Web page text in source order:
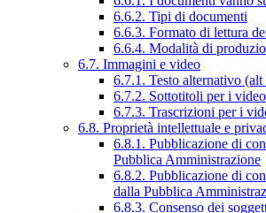
6.6.2. Tipi di documenti
6.6.3. Formato di lettura
6.6.4. Modalità di
6.7. Immagini e video
6.7.1. Testo alternativo
6.7.2. Sottotitoli per i video
6.7.3. Trascrizioni per i
6.8. Proprietà intellettuale e
6.8.1. Pubblicazione di
Pubblica Amministrazione
6.8.2. Pubblicazione di
dalla Pubblica
6.8.3. Consenso dei